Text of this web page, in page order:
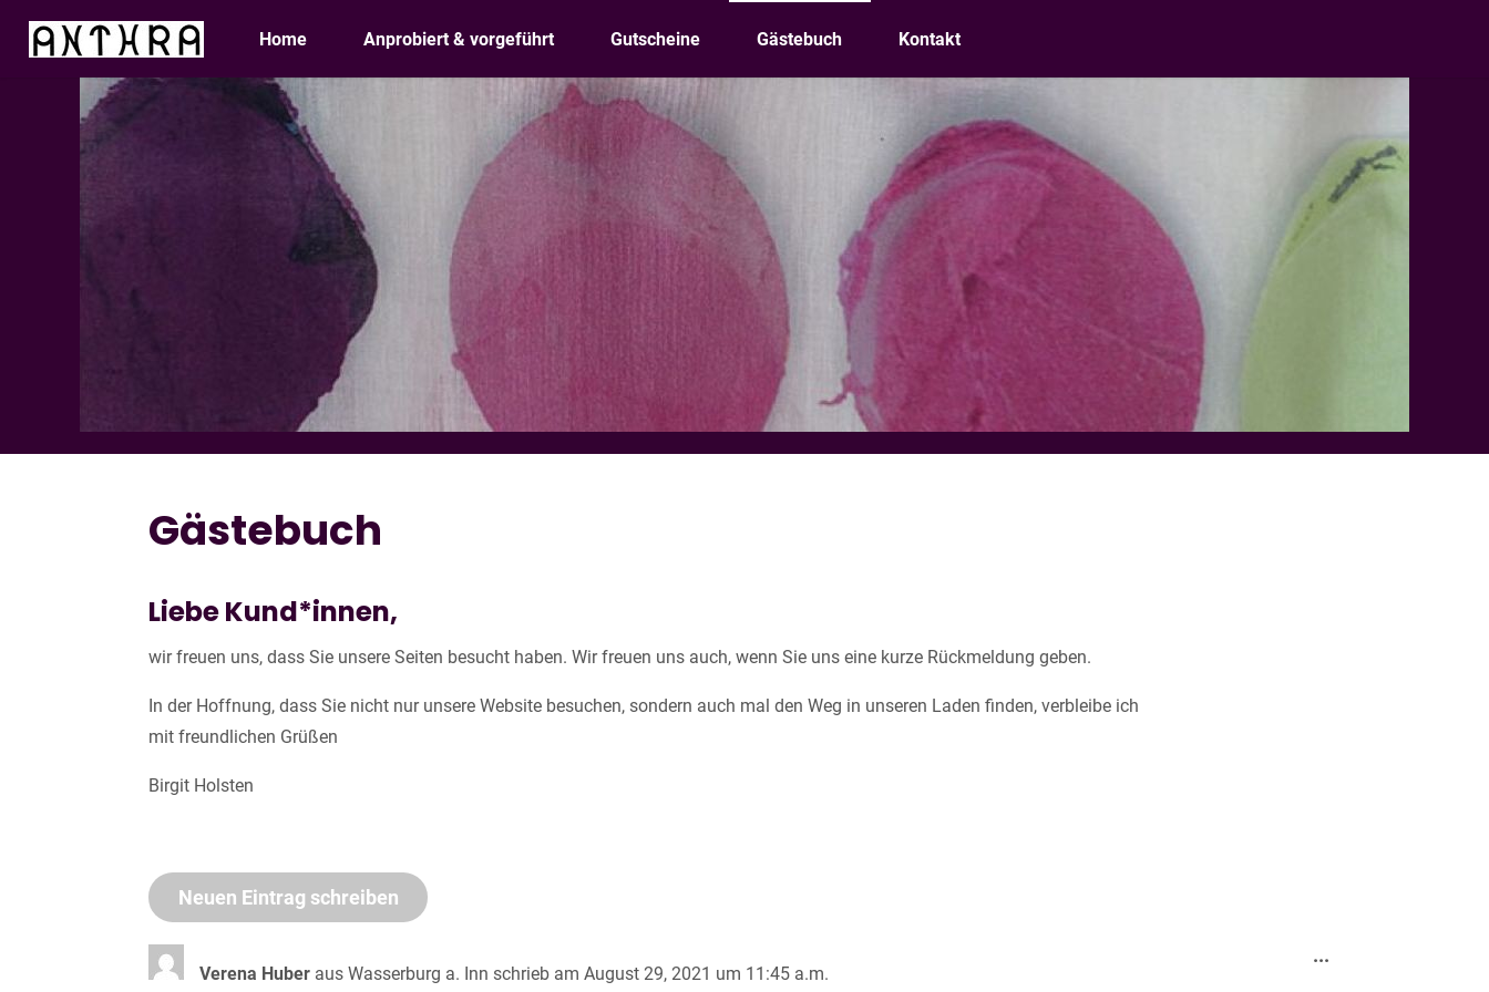
Home Anprobiert & vorgeführt Gutscheine Gästebuch Kontakt
Gästebuch
Liebe Kund*innen,
wir freuen uns, dass Sie unsere Seiten besucht haben. Wir freuen uns auch, wenn Sie uns eine kurze Rückmeldung geben.
In der Hoffnung, dass Sie nicht nur unsere Website besuchen, sondern auch mal den Weg in unseren Laden finden, verbleibe ich
mit freundlichen Grüßen
Birgit Holsten
Verena Huber aus Wasserburg a. Inn schrieb am August 29, 2021 um 11:45 a.m.
...Diese